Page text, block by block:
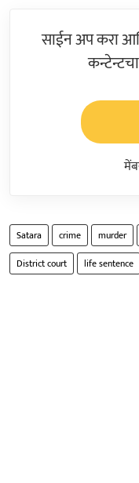
साईन अप करा
Satara crime murder
District court
life sentence